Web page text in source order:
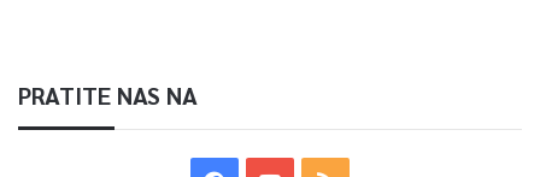
PRATITE NAS NA